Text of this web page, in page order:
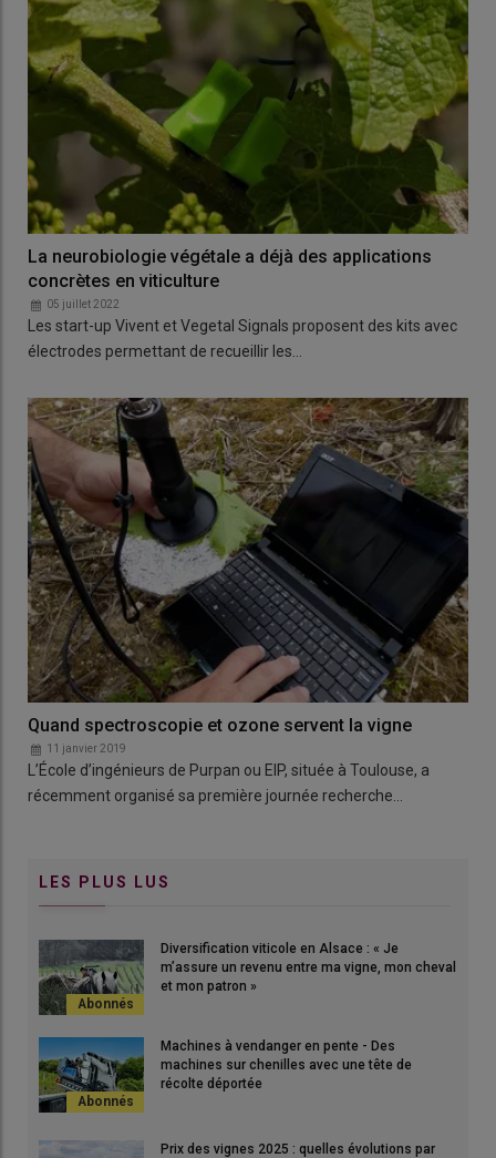
La neurobiologie végétale a déjà des applications
concrètes en viticulture
05 juillet 2022
Les start-up Vivent et Vegetal Signals proposent des kits avec
électrodes permettant de recueillir les…
Quand spectroscopie et ozone servent la vigne
11 janvier 2019
L’École d’ingénieurs de Purpan ou EIP, située à Toulouse, a
récemment organisé sa première journée recherche…
LES PLUS LUS
Diversification viticole en Alsace : « Je
m’assure un revenu entre ma vigne, mon cheval
et mon patron »
Machines à vendanger en pente - Des
machines sur chenilles avec une tête de
récolte déportée
Prix des vignes 2025 : quelles évolutions par